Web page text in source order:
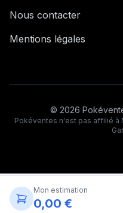
Nous contacter
Mentions légales
© 2026
Pokéventes n'est pas affilié à
Mon estimation
0,00 €